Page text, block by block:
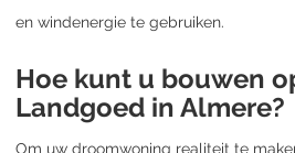
en windenergie te gebruiken.
Hoe kunt u bouwen
Landgoed in Almere?
Om uw droomwoning realiteit te